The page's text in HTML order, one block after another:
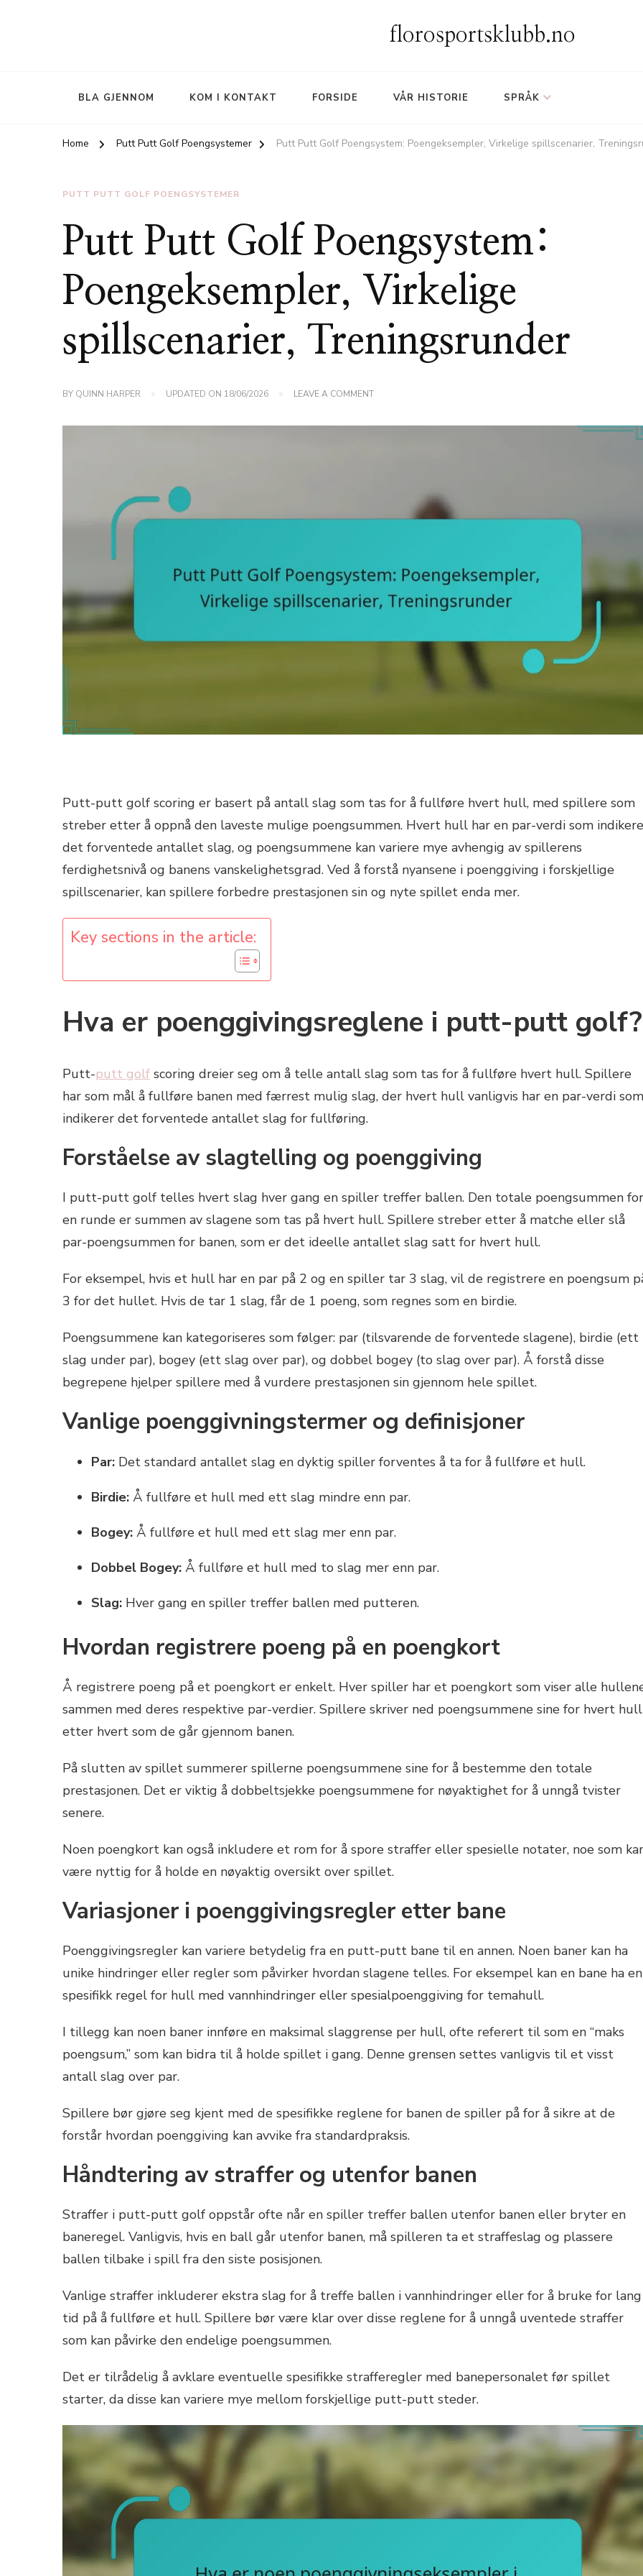
florosportsklubb.no
BLA GJENNOM KOM I KONTAKT FORSIDE VÅR HISTORIE SPRÅK
Home Putt Putt Golf Poengsystemer Putt Putt Golf Poengsystem: Poengeksempler, Virkelige spillscenarier,
PUTT PUTT GOLF POENGSYSTEMER
Putt Putt Golf Poengsystem:
Poengeksempler, Virkelige
spillscenarier, Treningsrunder
BY QUINN HARPER UPDATED ON 18/06/2026 LEAVE A COMMENTON
Putt-putt golf scoring er basert på antall slag som tas for å fullføre hvert hull, med spillere som
streber etter å oppnå den laveste mulige poengsummen. Hvert hull har en par-verdi som
det forventede antallet slag, og poengsummene kan variere mye avhengig av spillerens
ferdighetsnivå og banens vanskelighetsgrad. Ved å forstå nyansene i poenggiving i forskjellige
spillscenarier, kan spillere forbedre prestasjonen sin og nyte spillet enda mer.
Key sections in the article:
Hva er poenggivingsreglene i putt-putt golf?
Putt-putt golf scoring dreier seg om å telle antall slag som tas for å fullføre hvert hull. Spillere
har som mål å fullføre banen med færrest mulig slag, der hvert hull vanligvis har en par-verdi som
indikerer det forventede antallet slag for fullføring.
Forståelse av slagtelling og poenggiving
I putt-putt golf telles hvert slag hver gang en spiller treffer ballen. Den totale poengsummen for
en runde er summen av slagene som tas på hvert hull. Spillere streber etter å matche eller slå
par-poengsummen for banen, som er det ideelle antallet slag satt for hvert hull.
For eksempel, hvis et hull har en par på 2 og en spiller tar 3 slag, vil de registrere en poengsum
3 for det hullet. Hvis de tar 1 slag, får de 1 poeng, som regnes som en birdie.
Poengsummene kan kategoriseres som følger: par (tilsvarende de forventede slagene), birdie (ett
slag under par), bogey (ett slag over par), og dobbel bogey (to slag over par). Å forstå disse
begrepene hjelper spillere med å vurdere prestasjonen sin gjennom hele spillet.
Vanlige poenggivningstermer og definisjoner
Par: Det standard antallet slag en dyktig spiller forventes å ta for å fullføre et hull.
Birdie: Å fullføre et hull med ett slag mindre enn par.
Bogey: Å fullføre et hull med ett slag mer enn par.
Dobbel Bogey: Å fullføre et hull med to slag mer enn par.
Slag: Hver gang en spiller treffer ballen med putteren.
Hvordan registrere poeng på en poengkort
Å registrere poeng på et poengkort er enkelt. Hver spiller har et poengkort som viser alle
sammen med deres respektive par-verdier. Spillere skriver ned poengsummene sine for hvert hull
etter hvert som de går gjennom banen.
På slutten av spillet summerer spillerne poengsummene sine for å bestemme den totale
prestasjonen. Det er viktig å dobbeltsjekke poengsummene for nøyaktighet for å unngå tvister
senere.
Noen poengkort kan også inkludere et rom for å spore straffer eller spesielle notater, noe som
være nyttig for å holde en nøyaktig oversikt over spillet.
Variasjoner i poenggivingsregler etter bane
Poenggivingsregler kan variere betydelig fra en putt-putt bane til en annen. Noen baner kan ha
unike hindringer eller regler som påvirker hvordan slagene telles. For eksempel kan en bane ha en
spesifikk regel for hull med vannhindringer eller spesialpoenggiving for temahull.
I tillegg kan noen baner innføre en maksimal slaggrense per hull, ofte referert til som en “maks
poengsum,” som kan bidra til å holde spillet i gang. Denne grensen settes vanligvis til et visst
antall slag over par.
Spillere bør gjøre seg kjent med de spesifikke reglene for banen de spiller på for å sikre at de
forstår hvordan poenggiving kan avvike fra standardpraksis.
Håndtering av straffer og utenfor banen
Straffer i putt-putt golf oppstår ofte når en spiller treffer ballen utenfor banen eller bryter en
baneregel. Vanligvis, hvis en ball går utenfor banen, må spilleren ta et straffeslag og plassere
ballen tilbake i spill fra den siste posisjonen.
Vanlige straffer inkluderer ekstra slag for å treffe ballen i vannhindringer eller for å bruke for lang
tid på å fullføre et hull. Spillere bør være klar over disse reglene for å unngå uventede straffer
som kan påvirke den endelige poengsummen.
Det er tilrådelig å avklare eventuelle spesifikke strafferegler med banepersonalet før spillet
starter, da disse kan variere mye mellom forskjellige putt-putt steder.